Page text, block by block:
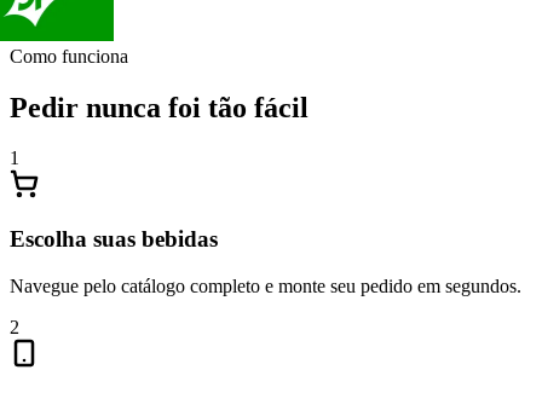
Como funciona
Pedir nunca foi tão fácil
1
Escolha suas bebidas
Navegue pelo catálogo completo e monte seu pedido em segundos.
2